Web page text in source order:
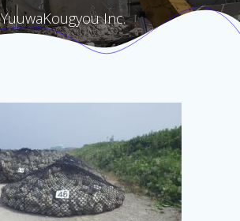
YuuwaKougyou Inc.